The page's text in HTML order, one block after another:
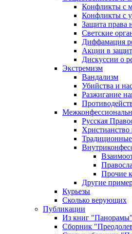
Конфликты с
Конфликты с
Защита права
Светские
Диффамация
Акции в
Дискуссии о
Экстремизм
Вандализм
Убийства и
Разжигание
Русская
Христианство
Прочие
Другие
Курьезы
Сколько верующих
Публикации
Из книг "Панорамы"
Сборник